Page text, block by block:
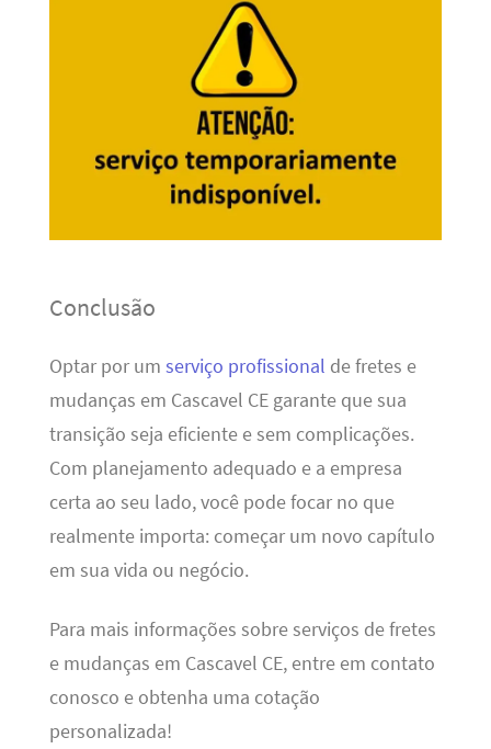
Conclusão
Optar por um serviço profissional de fretes e
mudanças em Cascavel CE garante que sua
transição seja eficiente e sem complicações.
Com planejamento adequado e a empresa
certa ao seu lado, você pode focar no que
realmente importa: começar um novo capítulo
em sua vida ou negócio.
Para mais informações sobre serviços de fretes
e mudanças em Cascavel CE, entre em contato
conosco e obtenha uma cotação
personalizada!